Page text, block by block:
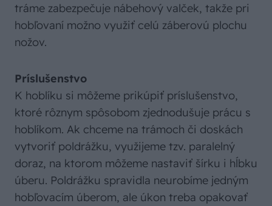
tráme zabezpečuje nábehový valček, takže pri
hobľovaní možno využiť celú záberovú plochu
nožov.
Príslušenstvo
K hoblíku si môžeme prikúpiť príslušenstvo,
ktoré rôznym spôsobom zjednodušuje prácu s
hoblíkom. Ak chceme na trámoch či doskách
vytvoriť poldrážku, využijeme tzv. paralelný
doraz, na ktorom môžeme nastaviť šírku i hĺbku
úberu. Poldrážku spravidla neurobíme jedným
hobľovacím úberom, ale úkon treba opakovať